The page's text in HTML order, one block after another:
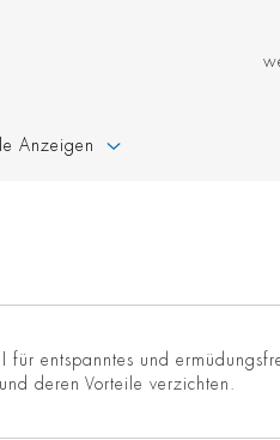
Anzeigen
entspanntes und
deren Vorteile verzichten.